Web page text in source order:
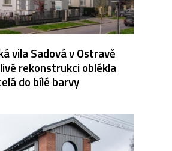
vila Sadová v Ostravě
rekonstrukci oblékla
do bílé barvy